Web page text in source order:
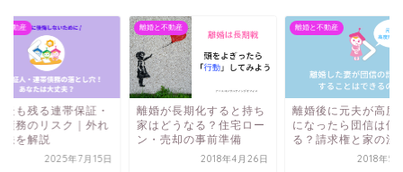
不動産
後も残る連帯保証・
債務のリスク｜外れ
法を解説
2025年7月15日
離婚と不動産
離婚が長期化すると持ち
家はどうなる？住宅ロー
ン・売却の事前準備
2018年4月26日
離婚と不動産
離婚後に元夫が高度
になったら団信は使
る？請求権と家の注
2018年5